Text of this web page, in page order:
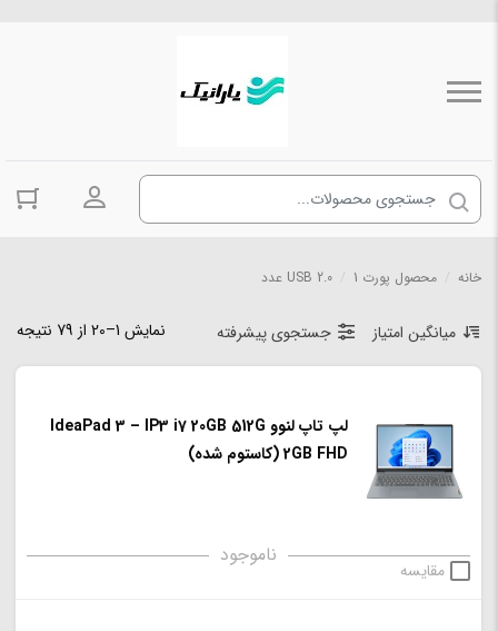
ورود به
خانه محصول پورت USB 2.0 1 عدد
نمایش 1–20 از 79 نتیجه میانگین امتیاز جستجوی پیشرفته
لپ تاپ لنوو IdeaPad 3 – IP3 i7 20GB 512G
2GB FHD (کاستوم شده)
ناموجود
مقایسه